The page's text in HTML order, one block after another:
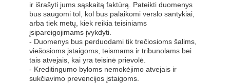
ir išrašyti jums sąskaitą faktūrą. Pateikti duomenys
bus saugomi tol, kol bus palaikomi verslo santykiai,
arba tiek metų, kiek reikia teisiniams
įsipareigojimams įvykdyti.
- Duomenys bus perduodami tik trečiosioms šalims,
viešosioms įstaigoms, teismams ir tribunolams bei
tais atvejais, kai yra teisinė prievolė.
- Kreditingumo byloms nemokėjimo atvejais ir
sukčiavimo prevencijos įstaigoms.